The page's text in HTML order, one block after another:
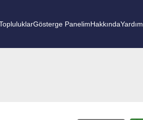
Gösterge PanelimHakkındaYardım